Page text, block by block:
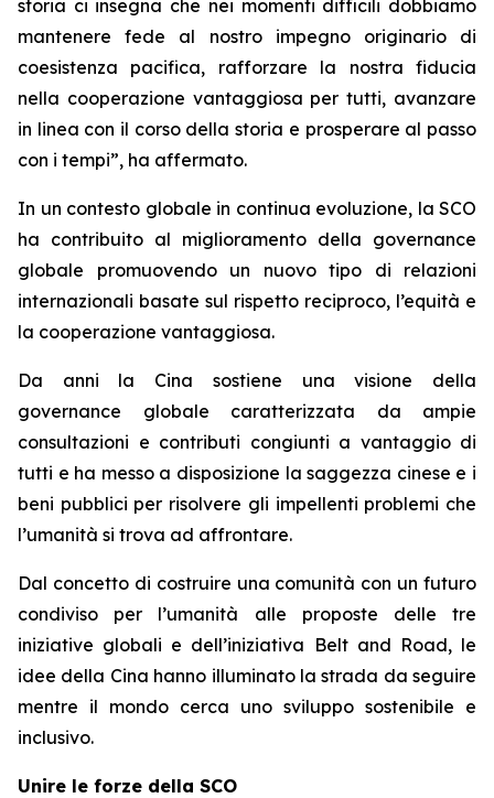
storia ci insegna che nei momenti difficili dobbiamo
mantenere fede al nostro impegno originario di
coesistenza pacifica, rafforzare la nostra fiducia
nella cooperazione vantaggiosa per tutti, avanzare
in linea con il corso della storia e prosperare al passo
con i tempi”, ha affermato.
In un contesto globale in continua evoluzione, la SCO
ha contribuito al miglioramento della governance
globale promuovendo un nuovo tipo di relazioni
internazionali basate sul rispetto reciproco, l’equità e
la cooperazione vantaggiosa.
Da anni la Cina sostiene una visione della
governance globale caratterizzata da ampie
consultazioni e contributi congiunti a vantaggio di
tutti e ha messo a disposizione la saggezza cinese e i
beni pubblici per risolvere gli impellenti problemi che
l’umanità si trova ad affrontare.
Dal concetto di costruire una comunità con un futuro
condiviso per l’umanità alle proposte delle tre
iniziative globali e dell’iniziativa Belt and Road, le
idee della Cina hanno illuminato la strada da seguire
mentre il mondo cerca uno sviluppo sostenibile e
inclusivo.
Unire le forze della SCO